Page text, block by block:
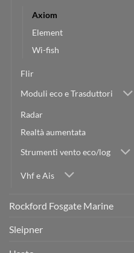
Axiom
Element
Wi-fish
Flir
Moduli eco e Trasduttori
Radar
Realtà aumentata
Strumenti vento eco/log
Vhf e Ais
Rockford Fosgate Marine
Sleipner